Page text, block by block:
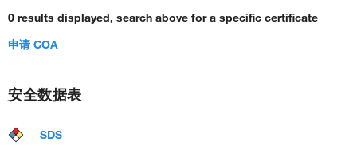
0 results displayed, search above for a specific certificate
申请 COA
安全数据表
SDS